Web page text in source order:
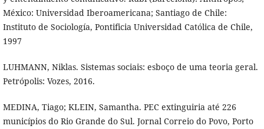
México: Universidad Iberoamericana; Santiago de Chile:
Instituto de Sociología, Pontificia Universidad Católica de Chile,
1997
LUHMANN, Niklas. Sistemas sociais: esboço de uma teoria geral.
Petrópolis: Vozes, 2016.
MEDINA, Tiago; KLEIN, Samantha. PEC extinguiria até 226
municípios do Rio Grande do Sul. Jornal Correio do Povo, Porto